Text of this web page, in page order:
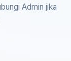
Admin jika